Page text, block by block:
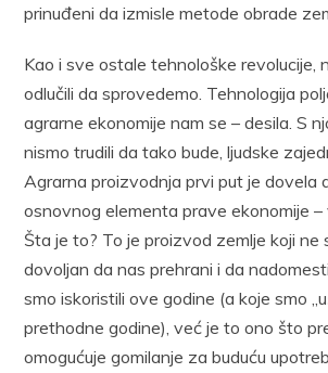
prinuđeni da izmisle metode obrade
Kao i sve ostale tehnološke revolucije,
odlučili da sprovedemo. Tehnologija
agrarne ekonomije nam se – desila. S
nismo trudili da tako bude, ljudske
Agrarna proizvodnja prvi put je dovela
osnovnog elementa prave ekonomije –
Šta je to? To je proizvod zemlje koji ne
dovoljan da nas prehrani i da
smo iskoristili ove godine (a koje smo
prethodne godine), već je to ono što
omogućuje gomilanje za buduću